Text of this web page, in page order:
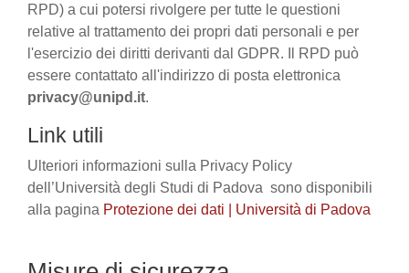
RPD) a cui potersi rivolgere per tutte le questioni
relative al trattamento dei propri dati personali e per
l'esercizio dei diritti derivanti dal GDPR. Il RPD può
essere contattato all'indirizzo di posta elettronica
privacy@unipd.it.
Link utili
Ulteriori informazioni sulla Privacy Policy
dell’Università degli Studi di Padova sono disponibili
alla pagina Protezione dei dati | Università di Padova